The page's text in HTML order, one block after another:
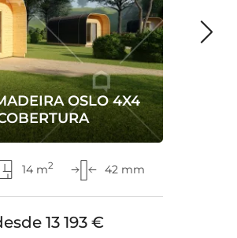
OSLO 4X4
14 m2 42 mm
13 193 €